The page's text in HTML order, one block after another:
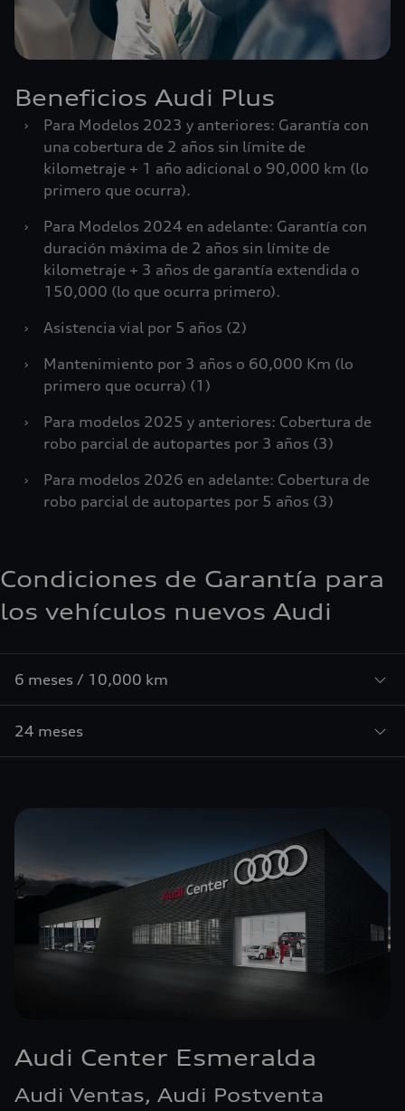
Beneficios Audi Plus
›
Para Modelos 2023 y anteriores: Garantía con
una cobertura de 2 años sin límite de
kilometraje + 1 año adicional o 90,000 km (lo
primero que ocurra).
›
Para Modelos 2024 en adelante: Garantía con
duración máxima de 2 años sin límite de
kilometraje + 3 años de garantía extendida o
150,000 (lo que ocurra primero).
›
Asistencia vial por 5 años (2)
›
Mantenimiento por 3 años o 60,000 Km (lo
primero que ocurra) (1)
›
Para modelos 2025 y anteriores: Cobertura de
robo parcial de autopartes por 3 años (3)
›
Para modelos 2026 en adelante: Cobertura de
robo parcial de autopartes por 5 años (3)
Condiciones de Garantía para
los vehículos nuevos Audi
6 meses / 10,000 km
24 meses
Audi Center Esmeralda
Audi Ventas, Audi Postventa